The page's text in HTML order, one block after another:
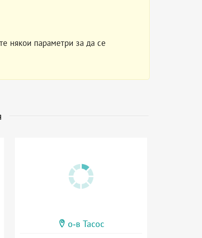
някои параметри за да се
о-в Тасос